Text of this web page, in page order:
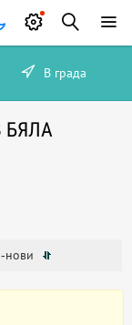
В града
БЯЛА
нови